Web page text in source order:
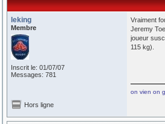
leking
Membre
Inscrit le: 01/07/07
Messages: 781
Vraiment
Jeremy
joueur
115 kg).
on vien on
Hors ligne